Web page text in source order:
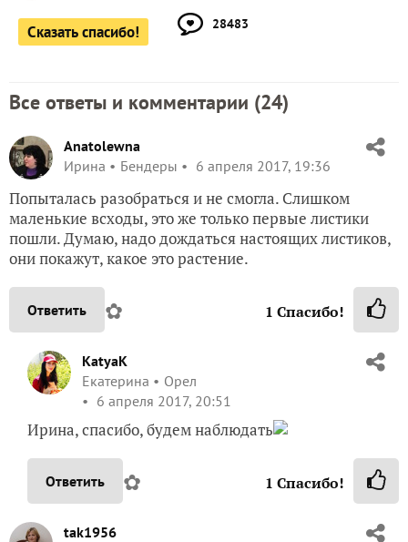
Сказать спасибо! 28483
Все ответы и комментарии (24)
Anatolewna
Ирина
Бендеры 6 апреля 2017, 19:36
Попыталась разобраться и не смогла. Слишком
маленькие всходы, это же только первые листики
пошли. Думаю, надо дождаться настоящих листиков,
они покажут, какое это растение.
Ответить ✿ 1 Спасибо!
KatyaK
Екатерина
Орел
6 апреля 2017, 20:51
Ирина, спасибо, будем наблюдать
Ответить ✿ 1 Спасибо!
tak1956